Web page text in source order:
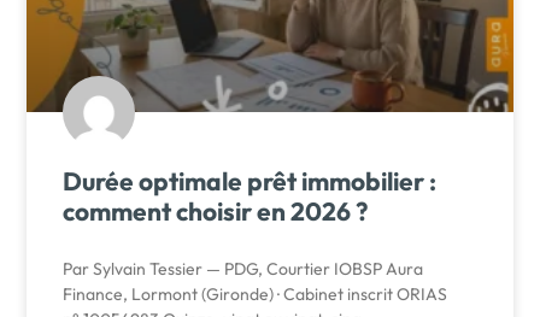
Durée optimale prêt immobilier :
comment choisir en 2026 ?
Par Sylvain Tessier — PDG, Courtier IOBSP Aura
Finance, Lormont (Gironde) · Cabinet inscrit ORIAS